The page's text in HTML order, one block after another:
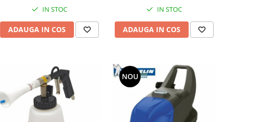
IN STOC
ADAUGA IN COS
IN STOC
ADAUGA IN COS
NOU